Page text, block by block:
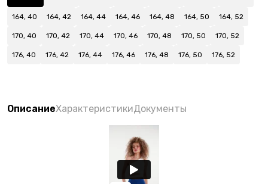
164, 40 164, 42 164, 44 164, 46 164, 48 164, 50 164, 52
170, 40 170, 42 170, 44 170, 46 170, 48 170, 50 170, 52
176, 40 176, 42 176, 44 176, 46 176, 48 176, 50 176, 52
ОписаниеХарактеристикиДокументы